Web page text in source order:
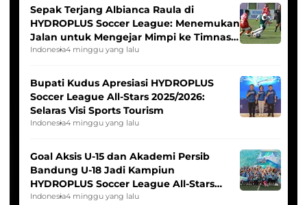
Sepak Terjang Albianca Raula di
HYDROPLUS Soccer League: Menemukan
Jalan untuk Mengejar Mimpi ke Timnas
Indonesia Putri
Indonesia4 minggu yang lalu
Bupati Kudus Apresiasi HYDROPLUS
Soccer League All-Stars 2025/2026:
Selaras Visi Sports Tourism
Indonesia4 minggu yang lalu
Goal Aksis U-15 dan Akademi Persib
Bandung U-18 Jadi Kampiun
HYDROPLUS Soccer League All-Stars
2025/2026
Indonesia4 minggu yang lalu